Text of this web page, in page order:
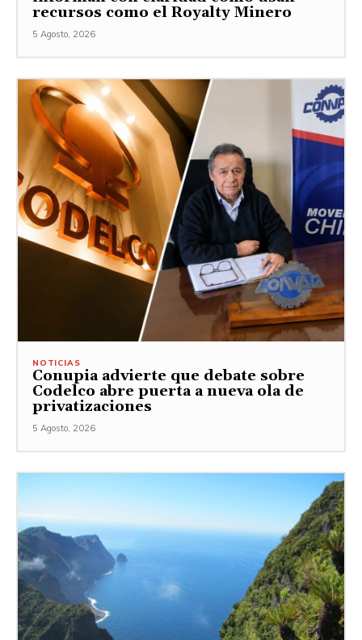
recursos como el Royalty Minero
5 Agosto, 2026
NOTICIAS
Conupia advierte que debate sobre
Codelco abre puerta a nueva ola de
privatizaciones
5 Agosto, 2026